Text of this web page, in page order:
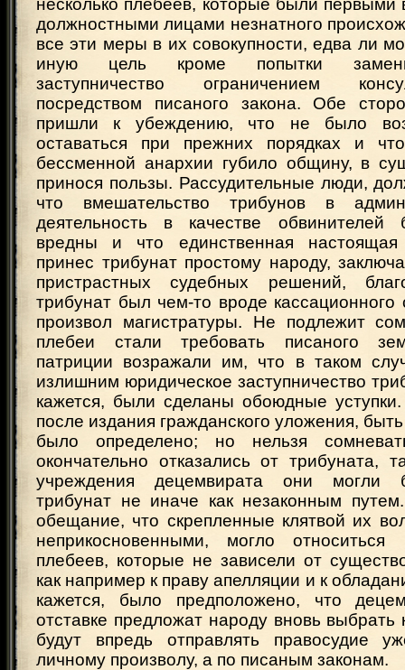
несколько плебеев, которые были
должностными лицами незнатного
все эти меры в их совокупности, едва ли
иную цель кроме попытки
заступничество ограничением
посредством писаного закона. Обе
пришли к убеждению, что не было
оставаться при прежних порядках и
бессменной анархии губило общину, в
принося пользы. Рассудительные люди,
что вмешательство трибунов в
деятельность в качестве обвинителей
вредны и что единственная настоящая
принес трибунат простому народу,
пристрастных судебных решений,
трибунат был чем-то вроде кассационного
произвол магистратуры. Не подлежит
плебеи стали требовать писаного
патриции возражали им, что в таком
излишним юридическое заступничество
кажется, были сделаны обоюдные
после издания гражданского уложения,
было определено; но нельзя
окончательно отказались от трибуната,
учреждения децемвирата они могли
трибунат не иначе как незаконным
обещание, что скрепленные клятвой их
неприкосновенными, могло
плебеев, которые не зависели от
как например к праву апелляции и к
кажется, было предположено, что
отставке предложат народу вновь выбрать
будут впредь отправлять правосудие
личному произволу, а по писаным законам.